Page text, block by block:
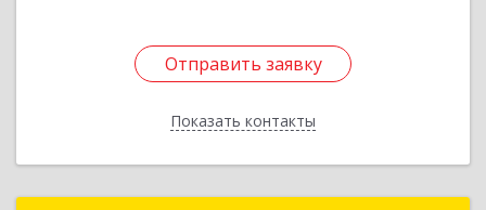
Отправить заявку
Показать контакты
Отправить заявку
Назад